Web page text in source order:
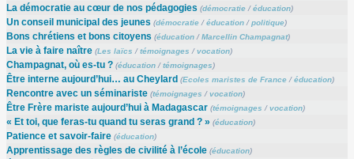
La démocratie au cœur de nos pédagogies (démocratie/éducation)
Un conseil municipal des jeunes (démocratie/éducation/politique)
Bons chrétiens et bons citoyens (éducation/Marcellin Champagnat)
La vie à faire naître (Les laïcs /témoignages /vocation)
Champagnat, où es-tu ? (éducation/témoignages)
Être interne aujourd’hui… au Cheylard (Ecoles maristes de France/éducation)
Rencontre avec un séminariste (témoignages /vocation)
Être Frère mariste aujourd’hui à Madagascar (témoignages /vocation)
« Et toi, que feras-tu quand tu seras grand ? » (éducation)
Patience et savoir-faire (éducation)
Apprentissage des règles de civilité à l’école (éducation)